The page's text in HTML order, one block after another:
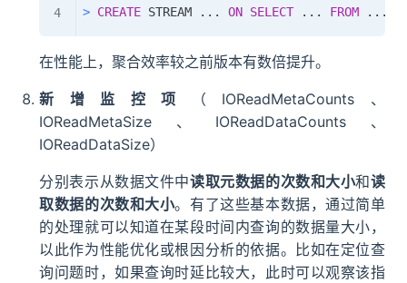
> CREATE STREAM . . . ON SELECT . . . FROM . . .
在性能上，聚合效率较之前版本有数倍提升。
新增监控项
（IOReadMetaCounts、
IOReadMetaSize、IOReadDataCounts、
IOReadDataSize）
分别表示从数据文件中读取元数据的次数和大小和读
取数据的次数和大小。有了这些基本数据，通过简单
的处理就可以知道在某段时间内查询的数据量大小，
以此作为性能优化或根因分析的依据。比如在定位查
询问题时，如果查询时延比较大，此时可以观察该指